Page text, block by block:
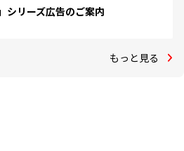
シリーズ広告のご案内
もっと見る